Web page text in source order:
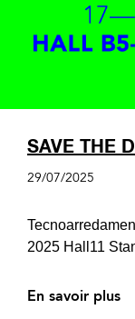
SAVE THE
29/07/2025
2025 ​Hall11
En savoir plus